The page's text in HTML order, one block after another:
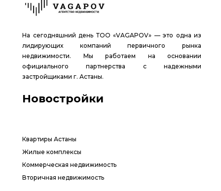
На сегодняшний день ТОО «VAGAPOV» — это одна из
лидирующих компаний первичного рынка
недвижимости. Мы работаем на основании
официального партнерства с надежными
застройщиками г. Астаны.
Новостройки
Квартиры Астаны
Жилые комплексы
Коммерческая недвижимость
Вторичная недвижимость